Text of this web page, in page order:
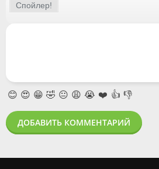
😊 😍 😁 🤣 😐 😩 😭 ❤️ 👍 👎
ДОБАВИТЬ КОММЕНТАРИЙ